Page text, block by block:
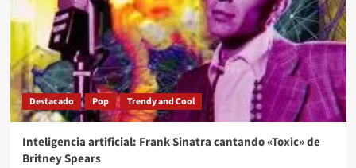
Destacado Pop Trendy and Cool
Inteligencia artificial: Frank Sinatra cantando «Toxic» de
Britney Spears